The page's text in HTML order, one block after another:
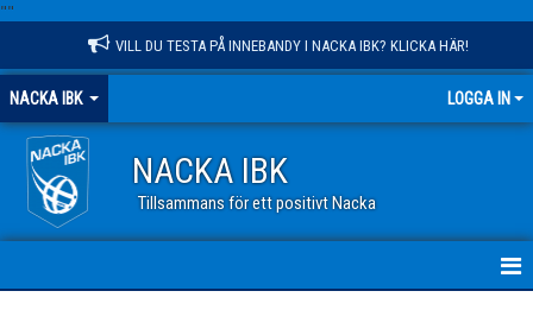
""
VILL DU TESTA PÅ INNEBANDY I NACKA IBK? KLICKA HÄR!
NACKA IBK LOGGA IN
NACKA IBK
Tillsammans för ett positivt Nacka